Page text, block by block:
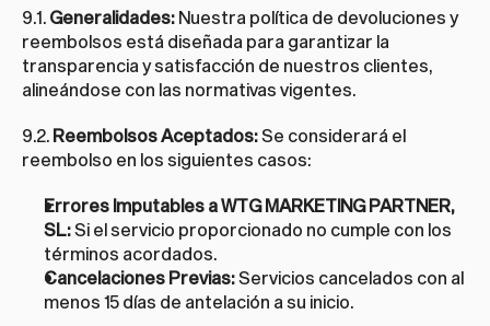
9.1. Generalidades: Nuestra política de devoluciones y
reembolsos está diseñada para garantizar la
transparencia y satisfacción de nuestros clientes,
alineándose con las normativas vigentes.
9.2. Reembolsos Aceptados: Se considerará el
reembolso en los siguientes casos:
Errores Imputables a WTG MARKETING PARTNER,
SL: Si el servicio proporcionado no cumple con los
términos acordados.
Cancelaciones Previas: Servicios cancelados con al
menos 15 días de antelación a su inicio.